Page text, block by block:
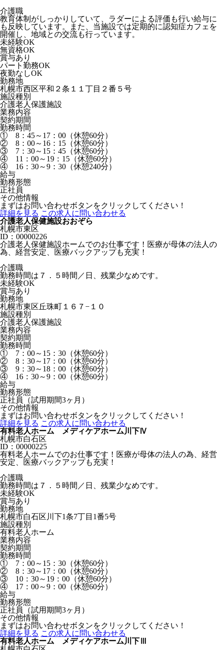
介護職
教育体制がしっかりしていて、ラダーによる評価も行い給与に
も反映しています。また、当施設では定期的に認知症カフェを
開催し、地域との交流も行っています。
未経験OK
無資格OK
賞与あり
パート勤務OK
夜勤なしOK
勤務地
札幌市西区平和２条１１丁目２番５号
施設種別
介護老人保護施設
業務内容
契約期間
勤務時間
① 8：45～17：00（休憩60分）
② 8：00～16：15（休憩60分）
③ 7：30～15：45（休憩60分）
④ 11：00～19：15（休憩60分）
④ 16：30～9：30（休憩240分）
給与
勤務形態
正社員
その他情報
まずはお問い合わせボタンをクリックしてください！
詳細を見る この求人に問い合わせる
介護老人保健施設おおぞら
札幌市東区
ID：00000226
介護老人保健施設ホームでのお仕事です！医療が母体の法人の
為、経営安定、医療バックアップも充実！
介護職
勤務時間は７．５時間／日、残業少なめです。
未経験OK
賞与あり
勤務地
札幌市東区丘珠町１６７−１０
施設種別
介護老人保護施設
業務内容
契約期間
勤務時間
① 7：00～15：30（休憩60分）
② 8：30～17：00（休憩60分）
③ 9：30～18：00（休憩60分）
④ 16：30～9：00（休憩60分）
給与
勤務形態
正社員（試用期間3ヶ月）
その他情報
まずはお問い合わせボタンをクリックしてください！
詳細を見る この求人に問い合わせる
有料老人ホーム メディケアホーム川下Ⅳ
札幌市白石区
ID：00000225
有料老人ホームでのお仕事です！医療が母体の法人の為、経営
安定、医療バックアップも充実！
介護職
勤務時間は７．５時間／日、残業少なめです。
未経験OK
賞与あり
勤務地
札幌市白石区川下1条7丁目1番5号
施設種別
有料老人ホーム
業務内容
契約期間
勤務時間
① 7：00～15：30（休憩60分）
② 8：30～17：00（休憩60分）
③ 10：30～19：00（休憩60分）
④ 17：00～9：00（休憩60分）
給与
勤務形態
正社員（試用期間3ヶ月）
その他情報
まずはお問い合わせボタンをクリックしてください！
詳細を見る この求人に問い合わせる
有料老人ホーム メディケアホーム川下Ⅲ